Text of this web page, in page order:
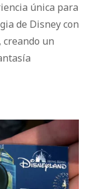
única para
de Disney con
un